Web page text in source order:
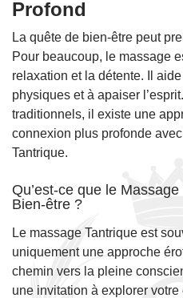
Profond
La quête de bien-être peut
Pour beaucoup, le massage
relaxation et la détente. Il
physiques et à apaiser
traditionnels, il existe une
connexion plus profonde
Tantrique.
Qu’est-ce que le
Bien-être ?
Le massage Tantrique est
uniquement une approche
chemin vers la pleine
une invitation à explorer